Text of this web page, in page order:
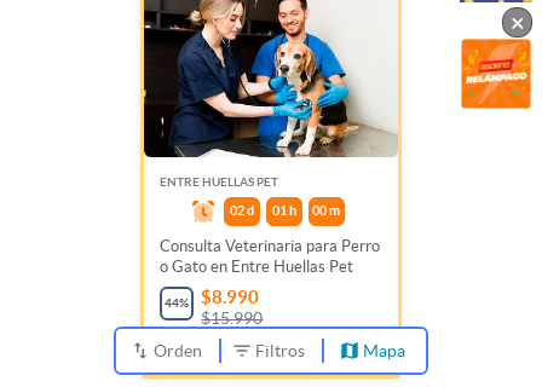
ENTRE HUELLAS PET
02 d 01 h 00m
Consulta Veterinaria para Perro
o Gato en Entre Huellas Pet
44% $8.990
$15.990
2Vendidos
Orden Filtros Mapa
×